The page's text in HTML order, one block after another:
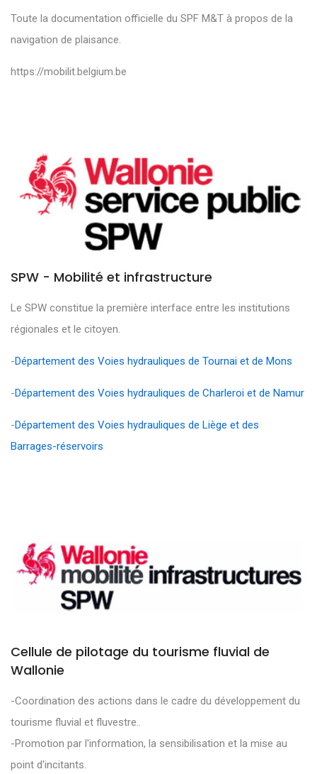
Toute la documentation officielle du SPF M&T à propos de la
navigation de plaisance.
https://mobilit.belgium.be
SPW - Mobilité et infrastructure
Le SPW constitue la première interface entre les institutions
régionales et le citoyen.
-Département des Voies hydrauliques de Tournai et de Mons
-Département des Voies hydrauliques de Charleroi et de Namur
-Département des Voies hydrauliques de Liège et des
Barrages-réservoirs
Cellule de pilotage du tourisme fluvial de
Wallonie
-Coordination des actions dans le cadre du développement du
tourisme fluvial et fluvestre..
-Promotion par l'information, la sensibilisation et la mise au
point d'incitants.